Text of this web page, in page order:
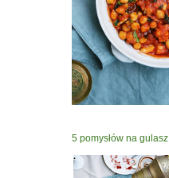
5 pomysłów na gulasz